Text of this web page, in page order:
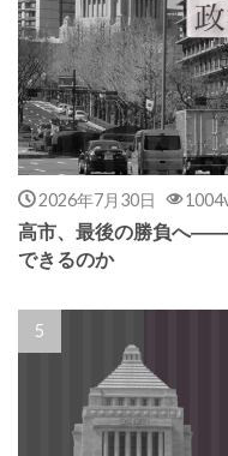
2026年7月30日
高市、最後の勝負へ――
できるのか